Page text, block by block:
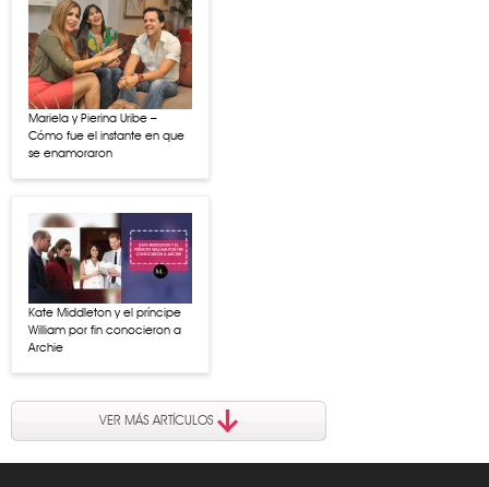
Mariela y Pierina Uribe –
Cómo fue el instante en que
se enamoraron
Kate Middleton y el príncipe
William por fin conocieron a
Archie
VER MÁS ARTÍCULOS